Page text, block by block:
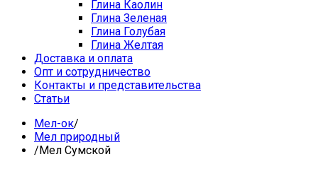
Глина Каолин
Глина Зеленая
Глина Голубая
Глина Желтая
Доставка и оплата
Опт и сотрудничество
Контакты и представительства
Статьи
Мел-ок/
Мел природный
/Мел Сумской